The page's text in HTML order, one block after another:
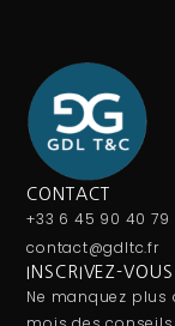
CONTACT
+33 6 45 90 40 79
contact@gdltc.fr
INSCRIVEZ-
Ne manquez plus